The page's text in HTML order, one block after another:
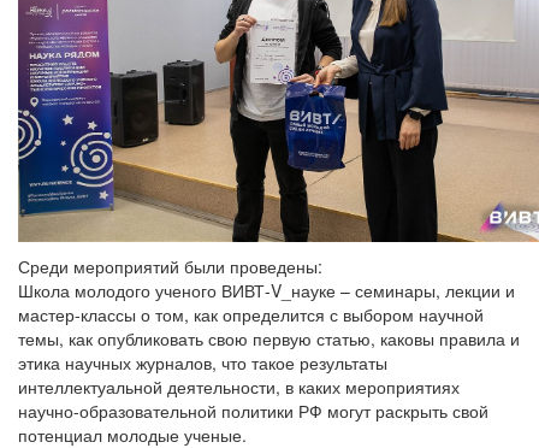
Среди мероприятий были проведены:
Школа молодого ученого ВИВТ-V_науке – семинары, лекции и
мастер-классы о том, как определится с выбором научной
темы, как опубликовать свою первую статью, каковы правила и
этика научных журналов, что такое результаты
интеллектуальной деятельности, в каких мероприятиях
научно-образовательной политики РФ могут раскрыть свой
потенциал молодые ученые.